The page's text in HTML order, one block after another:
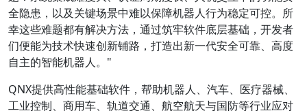
全隐患，以及关键场景中难以保障机器人行为稳定可控。所
幸这些难题都有解决方法，通过筑牢软件底层基础，开发者
们便能为技术快速创新铺路，打造出新一代安全可靠、高度
自主的智能机器人。"
QNX提供高性能基础软件，帮助机器人、汽车、医疗器械、
工业控制、商用车、轨道交通、航空航天与国防等行业应对